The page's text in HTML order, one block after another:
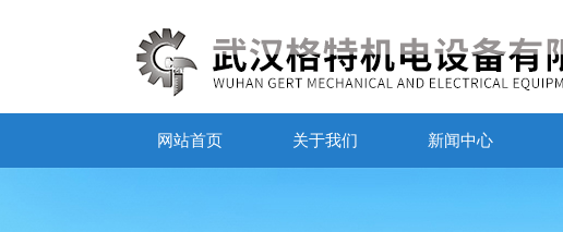
网站首页 关于我们 新闻中心